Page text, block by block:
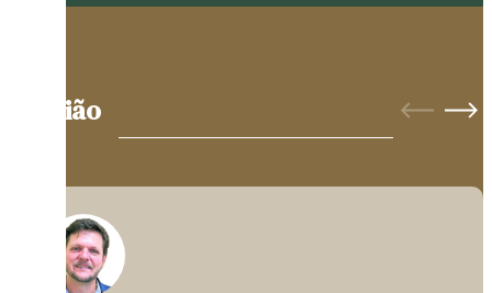
Opinião